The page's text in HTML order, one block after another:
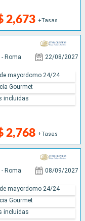
2,673 +Tasas
Roma 22/08/2027
2,768 +Tasas
mayordomo 24/24
Gourmet
incluidas
Roma 08/09/2027
mayordomo 24/24
Gourmet
incluidas